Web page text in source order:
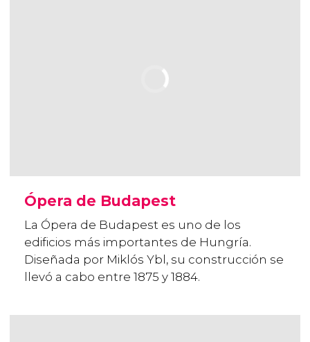
Ópera de Budapest
La Ópera de Budapest es uno de los
edificios más importantes de Hungría.
Diseñada por Miklós Ybl, su construcción se
llevó a cabo entre 1875 y 1884.